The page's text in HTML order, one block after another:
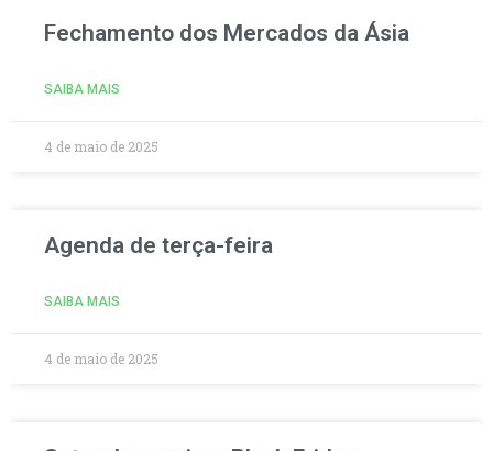
Fechamento dos Mercados da Ásia
SAIBA MAIS
4 de maio de 2025
Agenda de terça-feira
SAIBA MAIS
4 de maio de 2025